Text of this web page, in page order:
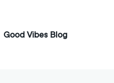
Good Vibes Blog